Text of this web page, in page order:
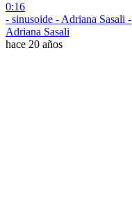
0:16
- sinusoide - Adriana Sasali -
Adriana Sasali
hace 20 años